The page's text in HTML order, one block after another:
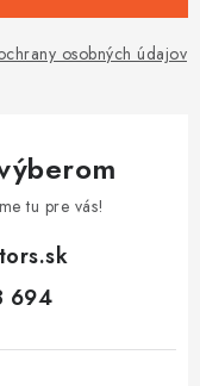
osobných údajov
tu pre vás!
694